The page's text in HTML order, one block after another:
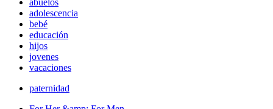
abuelos
adolescencia
bebé
educación
hijos
jovenes
vacaciones
paternidad